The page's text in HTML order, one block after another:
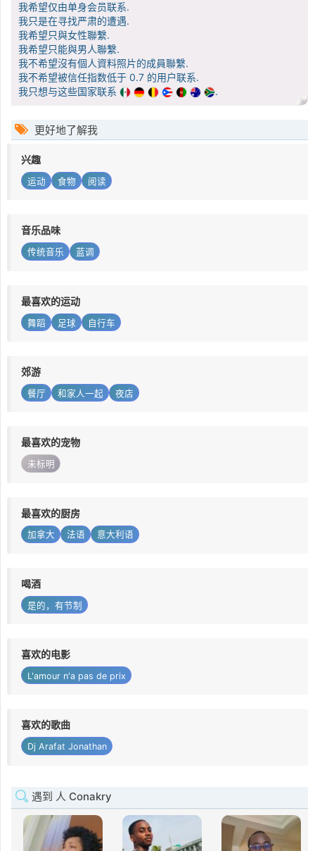
我希望仅由单身会员联系.
我只是在寻找严肃的遭遇.
我希望只與女性聯繫.
我希望只能與男人聯繫.
我不希望沒有個人資料照片的成員聯繫.
我不希望被信任指数低于 0.7 的用户联系.
我只想与这些国家联系
.
更好地了解我
兴趣
运动 食物 阅读
音乐品味
传统音乐 蓝调
最喜欢的运动
舞蹈 足球 自行车
郊游
餐厅 和家人一起 夜店
最喜欢的宠物
未标明
最喜欢的厨房
加拿大 法语 意大利语
喝酒
是的，有节制
喜欢的电影
L'amour n'a pas de prix
喜欢的歌曲
Dj Arafat Jonathan
遇到 人 Conakry